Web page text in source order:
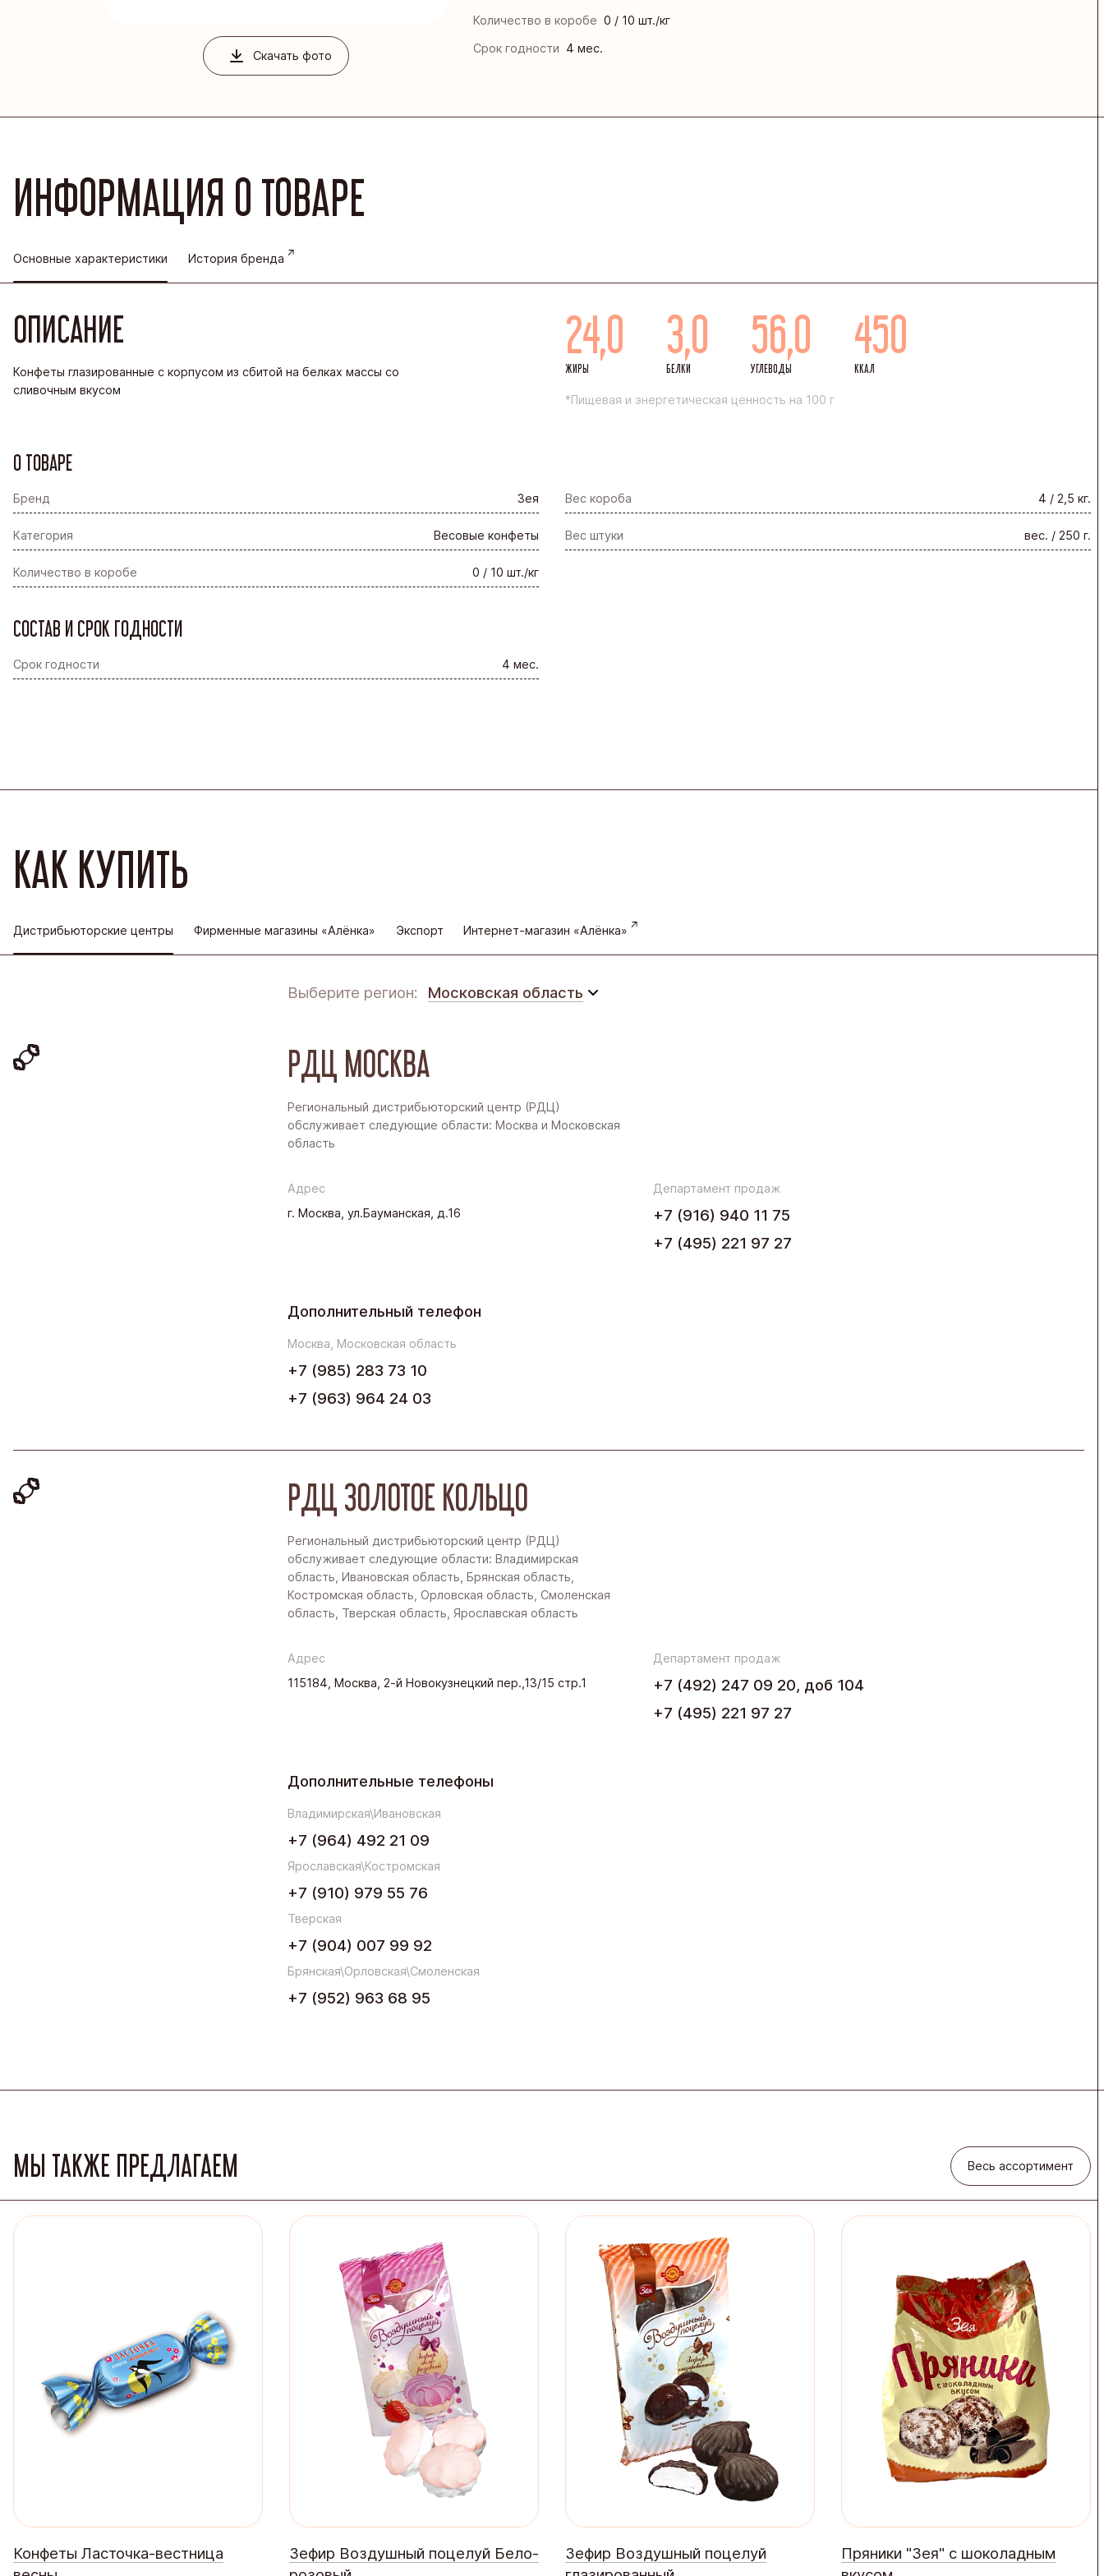
Воронежская кондитерская фабрика
Йошкар-Олинская кондитерская фабрика
Скачать фото
Количество в коробе 0 / 10 шт./кг
Срок годности 4 мес.
ИНФОРМАЦИЯ О ТОВАРЕ
Основные характеристики История бренда
ОПИСАНИЕ
Конфеты глазированные с корпусом из сбитой на белках массы со
сливочным вкусом
24,0
ЖИРЫ
3,0
БЕЛКИ
56,0
УГЛЕВОДЫ
450
ККАЛ
*Пищевая и энергетическая ценность на 100 г
О ТОВАРЕ
Бренд Зея Вес короба 4 / 2,5 кг.
Категория Весовые конфеты Вес штуки вес. / 250 г.
Количество в коробе 0 / 10 шт./кг
СОСТАВ И СРОК ГОДНОСТИ
Срок годности 4 мес.
КАК КУПИТЬ
Дистрибьюторские центры Фирменные магазины «Алёнка» Экспорт Интернет-магазин «Алёнка»
Выберите регион: Московская область
Дальний Восток
Северо-Запад
РДЦ МОСКВА
Региональный дистрибьюторский центр (РДЦ)
обслуживает следующие области: Москва и Московская
область
Адрес
г. Москва, ул.Бауманская, д.16
Департамент продаж
+7 (916) 940 11 75
+7 (495) 221 97 27
Дополнительный телефон
Москва, Московская область
+7 (985) 283 73 10
+7 (963) 964 24 03
РДЦ ЗОЛОТОЕ КОЛЬЦО
Региональный дистрибьюторский центр (РДЦ)
обслуживает следующие области: Владимирская
область, Ивановская область, Брянская область,
Костромская область, Орловская область, Смоленская
область, Тверская область, Ярославская область
Адрес
115184, Москва, 2-й Новокузнецкий пер.,13/15 стр.1
Департамент продаж
+7 (492) 247 09 20, доб 104
+7 (495) 221 97 27
Дополнительные телефоны
Владимирская\Ивановская
+7 (964) 492 21 09
Ярославская\Костромская
+7 (910) 979 55 76
Тверская
+7 (904) 007 99 92
Брянская\Орловская\Смоленская
+7 (952) 963 68 95
МЫ ТАКЖЕ ПРЕДЛАГАЕМ Весь ассортимент
Конфеты Ласточка-вестница
Зефир Воздушный поцелуй Бело-
Зефир Воздушный поцелуй
Пряники "Зея" с шоколадным